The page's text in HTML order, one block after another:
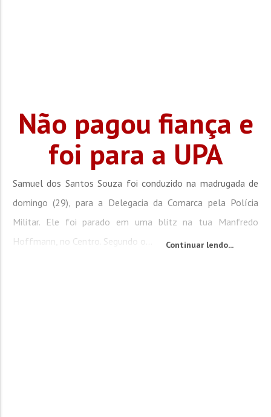
Não pagou fiança e
foi para a UPA
Samuel dos Santos Souza foi conduzido na madrugada de
domingo (29), para a Delegacia da Comarca pela Polícia
Militar. Ele foi parado em uma blitz na tua Manfredo
Hoffmann, no Centro. Segundo o...
Continuar lendo...